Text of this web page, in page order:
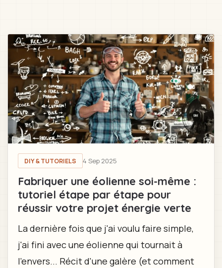
DIY & TUTORIELS 4 Sep 2025
Fabriquer une éolienne soi-même :
tutoriel étape par étape pour
réussir votre projet énergie verte
La dernière fois que j'ai voulu faire simple,
j'ai fini avec une éolienne qui tournait à
l'envers... Récit d'une galère (et comment